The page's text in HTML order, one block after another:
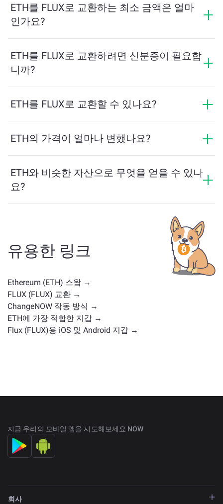
라집니다. ChangeNOW는 숨겨진 수수료 없이 경쟁력 있
는 요금을 제공하며, 최종 금액은 거래를 확인하기 전에
표시됩니다.
ETH를 FLUX로 교환하는 최소 금액은 얼마
인가요?
다. 플랫폼은 원활한 거래를 보장하기 위해 필요한 최소
금액을 자동으로 계산합니다. 그러나 대부분의 경우, 최
소 금액은 2달러 상당입니다.
ETH를 FLUX로 교환하려면 신분증이 필요합
니까?
프로세스가 빠르고 익명입니다. 그러나 ChangeNOW Pro
세요!
ETH를 FLUX로 교환할 수 있나요?
교환할 수 있습니다. 또한 ChangeNOW는 멀티체인 브리
ETH의 가격이 얼마나 변했나요?
니다.
ETH와 비슷한 자산으로 무엇을 얻을 수 있나
요?
테이블코인, 유틸리티 토큰, 거버넌스 코인 또는 다른 유
형일 수 있습니다. 일반적인 대안으로는 유사한 사용 사
례나 시장 위치를 가진 다른 암호화폐가 포함됩니다.주
요 거래 페이지에서 교환 가능한 모든 자산을 확인하세
유용한 링크
Ethereum (ETH) 스왑 →
FLUX (FLUX) 교환 →
ChangeNOW 작동 방식 →
ETH에 가장 적합한 지갑 →
Flux (FLUX)용 iOS 및 Android 지갑 →
지금 우리의 모바일 앱을 시도해보세요 NOW
회사